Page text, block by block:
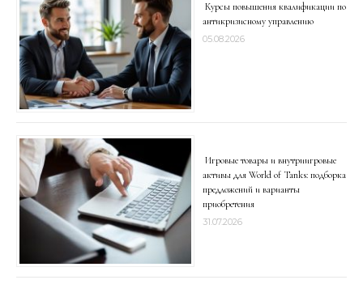
Курсы повышения квалификации по
антикризисному управлению
05.08.2026
Игровые товары и внутриигровые
активы для World of Tanks: подборка
предложений и варианты
приобретения
31.07.2026